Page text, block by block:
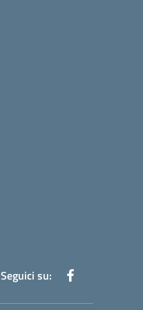
Seguici su: